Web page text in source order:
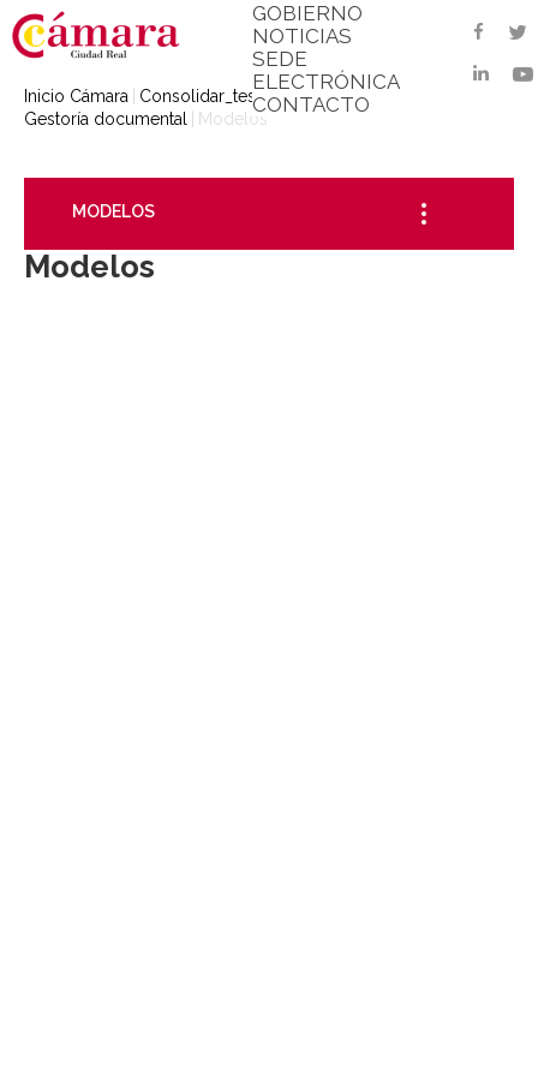
GOBIERNO
NOTICIAS
SEDE
ELECTRÓNICA
CONTACTO
Inicio Cámara
Consolidar_test_publicidad
Gestoría documental
Modelos
MODELOS
Modelos